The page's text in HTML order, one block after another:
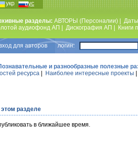
укр рус
разделы: АВТОРЫ (Персоналии) Даты
аудиофонд АП
Дискография АП Книги
для авторов логин:
и разнообразные полезные
ресурса
Наиболее интересные проекты
разделе
в ближайшее время.